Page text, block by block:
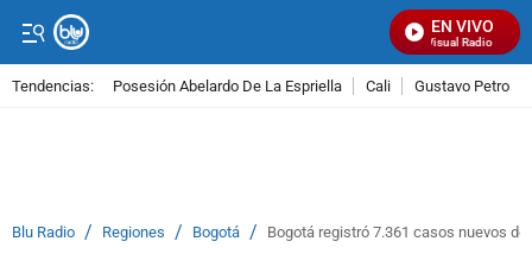
EN VIVO
Señal Visual Radio
Tendencias: Posesión Abelardo De La Espriella Cali Gustavo Petro
Blu Radio / Regiones / Bogotá / Bogotá registró 7.361 casos nuevos